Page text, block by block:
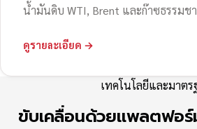
น้ำมันดิบ WTI, Brent และก๊าซธรรมช
ดูรายละเอียด →
เทคโนโลยีและมาตร
ขับเคลื่อนด้วยแพลตฟอร์